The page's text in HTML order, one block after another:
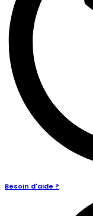
Besoin d'aide ?